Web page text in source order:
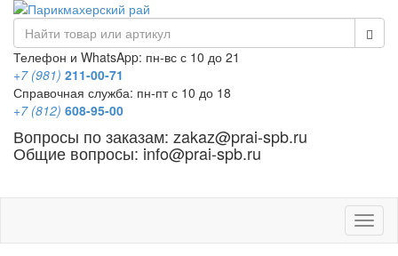
Телефон и WhatsApp: пн-вс с 10 до 21
+7 (981) 211-00-71
Справочная служба: пн-пт с 10 до 18
+7 (812) 608-95-00
Вопросы по заказам: zakaz@prai-spb.ru
Общие вопросы: info@prai-spb.ru